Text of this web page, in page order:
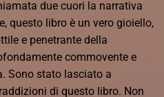
due cuori la narrativa
questo libro è un vero gioiello,
e penetrante della
commovente e
Sono stato lasciato a
di questo libro. Non